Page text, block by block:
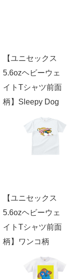
【ユニセックス
5.6ozヘビーウェ
イトTシャツ前面
柄】Sleepy Dog
【ユニセックス
5.6ozヘビーウェ
イトTシャツ前面
柄】ワンコ柄